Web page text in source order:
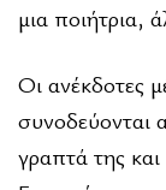
μια ποιήτρια,
Οι ανέκδοτες
συνοδεύονται
γραπτά της